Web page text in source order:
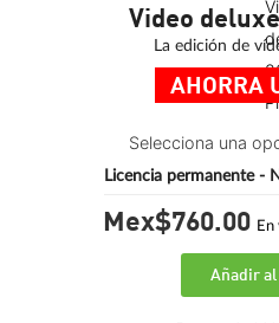
Video
La edición de
AHORRA
Selecciona una
Licencia permanente -
Mex$760.00
Añadir